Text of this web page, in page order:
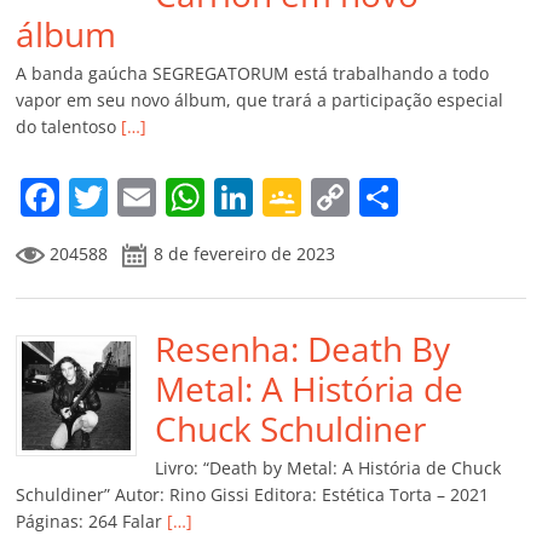
álbum
A banda gaúcha SEGREGATORUM está trabalhando a todo
vapor em seu novo álbum, que trará a participação especial
do talentoso […]
F
a
c
e
b
o
o
k
T
w
itt
er
E
m
ai
l
W
at
s
A
p
p
Li
k
e
dI
n
G
o
o
gl
e
Cl
a
ss
ro
C
y
Li
n
k
p
ar
til
h
ar
204588 8 de fevereiro de 2023
Resenha: Death By
Metal: A História de
Chuck Schuldiner
Livro: “Death by Metal: A História de Chuck
Schuldiner” Autor: Rino Gissi Editora: Estética Torta – 2021
Páginas: 264 Falar […]